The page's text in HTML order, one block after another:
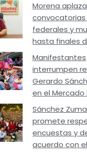
Morena aplaza
federales y
hasta finales
Manifestantes
interrumpen
Gerardo
en el Mercado
Sánchez
promete
encuestas y
acuerdo con el